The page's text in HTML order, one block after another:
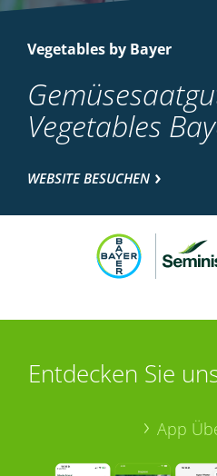
Vegetables by Bayer
Vegetables
WEBSITE BESUCHEN
Entdecken Sie
App